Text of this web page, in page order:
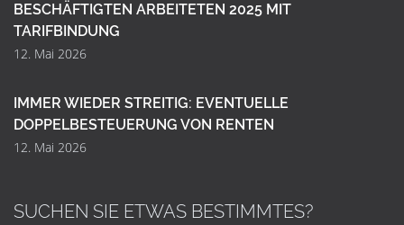
BESCHÄFTIGTEN ARBEITETEN 2025 MIT
TARIFBINDUNG
12. Mai 2026
IMMER WIEDER STREITIG: EVENTUELLE
DOPPELBESTEUERUNG VON RENTEN
12. Mai 2026
SUCHEN SIE ETWAS BESTIMMTES?